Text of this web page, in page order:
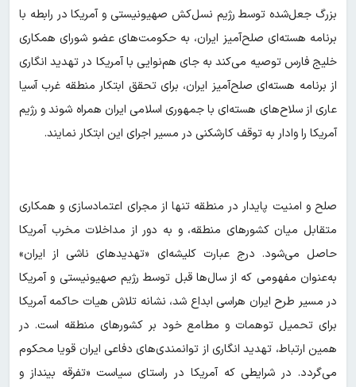
بزرگ جعل‌شده توسط رژیم نسل‌کش صهیونیستی و آمریکا در رابطه با
برنامه هسته‌ای صلح‌آمیز ایران، به حکومت‌های عضو شورای همکاری
خلیج فارس توصیه می‌کند به جای هم‌نوایی با آمریکا در تهدید انگاری
از برنامه هسته‌ای صلح‌آمیز ایران، برای تحقق ابتکار منطقه غرب آسیا
عاری از سلاح‌های هسته‌ای با جمهوری اسلامی ایران همراه شوند و رژیم
آمریکا را وادار به توقف کارشکنی در مسیر اجرای این ابتکار نمایند.
صلح و امنیت پایدار در منطقه تنها از مجرای اعتمادسازی و همکاری
متقابل میان کشورهای منطقه، و به دور از مداخلات مخرب آمریکا
حاصل می‌شود. درج عبارت کلیشه‌ای «تهدیدهای ناشی از ایران»
به‌عنوان مفهومی که از سال‌ها قبل توسط رژیم صهیونیستی و آمریکا
در مسیر طرح ایران هراسی ابداع شد، نشانه تلاش هیات حاکمه آمریکا
برای تحمیل توهمات و مطامع خود بر کشورهای منطقه است. در
همین ارتباط، تهدید انگاری از توانمندی‌های دفاعی ایران قویا محکوم
می‌گردد. در شرایطی که آمریکا در راستای سیاست «تفرقه بینداز و